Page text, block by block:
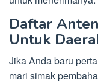
Daftar
Untuk
Jika Anda baru
mari simak